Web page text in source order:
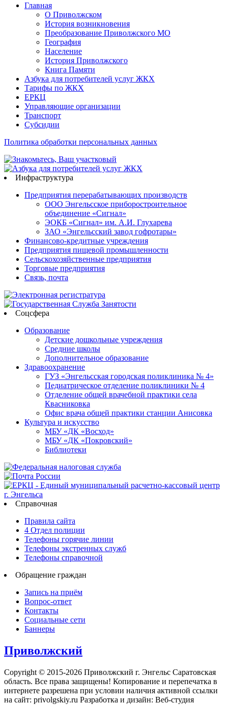
Главная
О Приволжском
История возникновения
Преобразование Приволжского МО
География
Население
История Приволжского
Книга Памяти
Азбука для потребителей услуг ЖКХ
Тарифы по ЖКХ
ЕРКЦ
Управляющие организации
Транспорт
Субсидии
Политика обработки персональных данных
Инфраструктура
Предприятия перерабатывающих производств
ООО Энгельсское приборостроительное
объединение «Сигнал»
ЭОКБ «Сигнал» им. А.И. Глухарева
ЗАО «Энгельсский завод гофротары»
Финансово-кредитные учреждения
Предприятия пищевой промышленности
Сельскохозяйственные предприятия
Торговые предприятия
Связь, почта
Соцсфера
Образование
Детские дошкольные учреждения
Средние школы
Дополнительное образование
Здравоохранение
ГУЗ «Энгельсская городская поликлиника № 4»
Педиатрическое отделение поликлиники № 4
Отделение общей врачебной практики села
Квасниковка
Офис врача общей практики станции Анисовка
Культура и искусство
МБУ «ДК «Восход»
МБУ «ДК «Покровский»
Библиотеки
Справочная
Правила сайта
4 Отдел полиции
Телефоны горячие линии
Телефоны экстренных служб
Телефоны справочной
Обращение граждан
Запись на приём
Вопрос-ответ
Контакты
Социальные сети
Баннеры
Приволжский
Copyright © 2015-2026 Приволжский г. Энгельс Саратовская
область. Все права защищены! Копирование и перепечатка в
интернете разрешена при условии наличия активной ссылки
на сайт: privolgskiy.ru Разработка и дизайн: Веб-студия